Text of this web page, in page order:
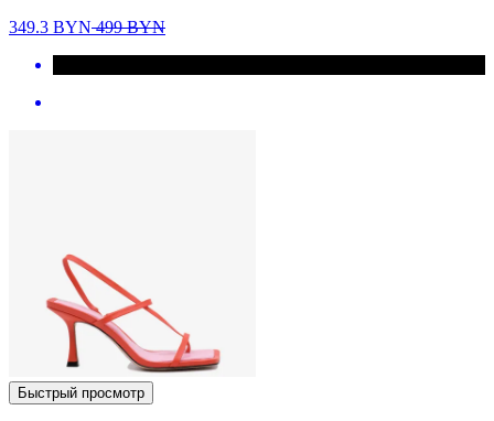
349.3 BYN499BYN
Быстрый просмотр